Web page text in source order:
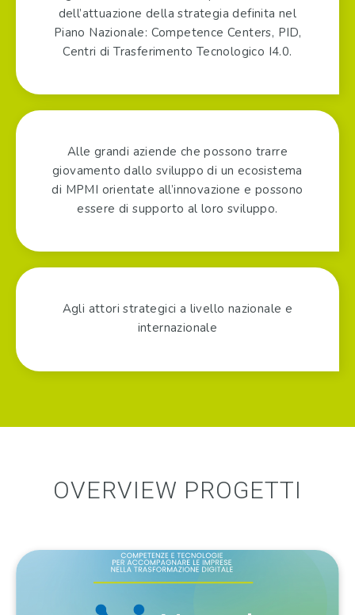
dell’attuazione della strategia definita nel
Piano Nazionale: Competence Centers, PID,
Centri di Trasferimento Tecnologico I4.0.
Alle grandi aziende che possono trarre
giovamento dallo sviluppo di un ecosistema
di MPMI orientate all’innovazione e possono
essere di supporto al loro sviluppo.
Agli attori strategici a livello nazionale e
internazionale
OVERVIEW PROGETTI